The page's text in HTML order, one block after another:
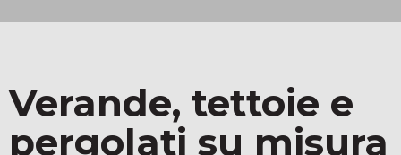
Verande, tettoie e
pergolati su misura